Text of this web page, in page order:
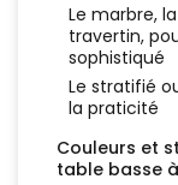
Le marbre,
travertin,
sophistiqué
Le stratifié
la praticité
Couleurs et
table basse